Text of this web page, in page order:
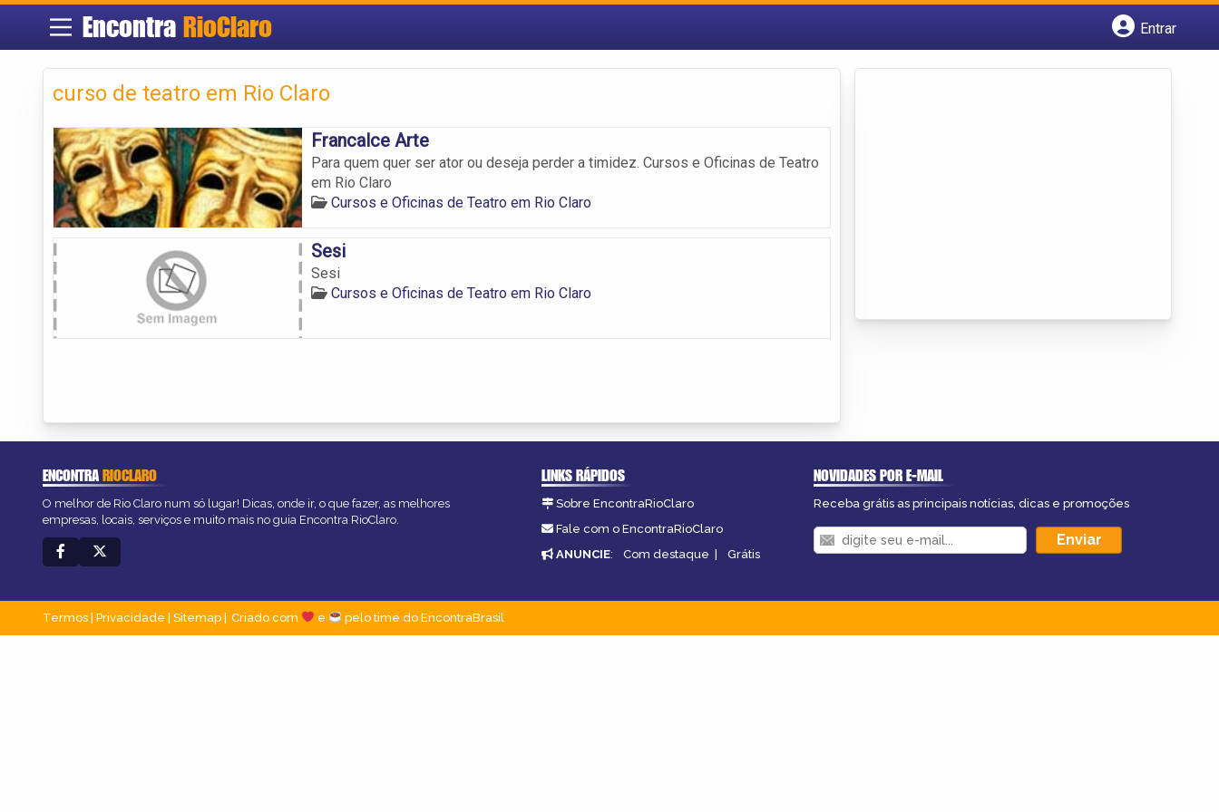
Encontra RioClaro
Entrar
curso de teatro em Rio Claro
Francalce Arte
Para quem quer ser ator ou deseja perder a timidez. Cursos e Oficinas de Teatro
em Rio Claro
Cursos e Oficinas de Teatro em Rio Claro
Sesi
Sesi
Cursos e Oficinas de Teatro em Rio Claro
ENCONTRARIOCLARO
O melhor de Rio Claro num só lugar! Dicas, onde ir, o que fazer, as melhores
empresas, locais, serviços e muito mais no guia Encontra RioClaro.
LINKS RÁPIDOS
Sobre EncontraRioClaro
Fale com o EncontraRioClaro
ANUNCIE: Com destaque | Grátis
NOVIDADES POR E-MAIL
Receba grátis as principais notícias, dicas e promoções
Termos Privacidade Sitemap Criado com e pelo time do EncontraBrasil